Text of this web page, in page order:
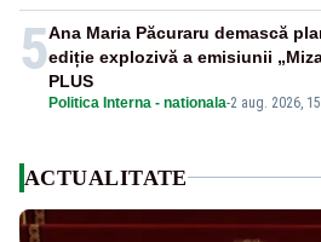
5
Politica Interna - nationala-2 aug. 2026,
Ana Maria Păcuraru demască
ediție explozivă a emisiunii
PLUS
ACTUALITATE